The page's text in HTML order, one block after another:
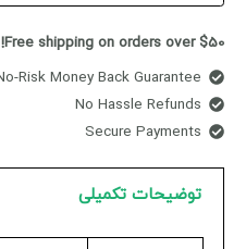
Free shipping on orders over $50!
Risk Money Back Guarantee!
No Hassle Refunds
Secure Payments
توضیحات تکمیلی